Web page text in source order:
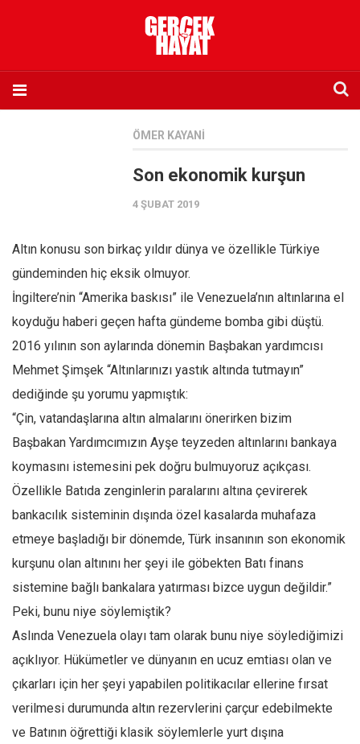
Eksik sayıların temini
Sosyal Medya
Twitter
Facebook
Instagram
YouTube
Editörden
Yazarlar
Kemal Özer
Mahmut Toptaş
Yvonne Ridley
Barış Tarımcıoğlu
Ömer Kayani
Yusuf Armağan
Hasanali Yıldırım
Leyla Şerif Emin
ÖMER KAYANI
Son ekonomik kurşun
4 ŞUBAT 2019
Altın konusu son birkaç yıldır dünya ve özellikle Türkiye
gündeminden hiç eksik olmuyor.
İngiltere’nin “Amerika baskısı” ile Venezuela’nın altınlarına el
koyduğu haberi geçen hafta gündeme bomba gibi düştü.
2016 yılının son aylarında dönemin Başbakan yardımcısı
Mehmet Şimşek “Altınlarınızı yastık altında tutmayın”
dediğinde şu yorumu yapmıştık:
“Çin, vatandaşlarına altın almalarını önerirken bizim
Başbakan Yardımcımızın Ayşe teyzeden altınlarını bankaya
koymasını istemesini pek doğru bulmuyoruz açıkçası.
Özellikle Batıda zenginlerin paralarını altına çevirerek
bankacılık sisteminin dışında özel kasalarda muhafaza
etmeye başladığı bir dönemde, Türk insanının son ekonomik
kurşunu olan altınını her şeyi ile göbekten Batı finans
sistemine bağlı bankalara yatırması bizce uygun değildir.”
Peki, bunu niye söylemiştik?
Aslında Venezuela olayı tam olarak bunu niye söylediğimizi
açıklıyor. Hükümetler ve dünyanın en ucuz emtiası olan ve
çıkarları için her şeyi yapabilen politikacılar ellerine fırsat
verilmesi durumunda altın rezervlerini çarçur edebilmekte
ve Batının öğrettiği klasik söylemlerle yurt dışına